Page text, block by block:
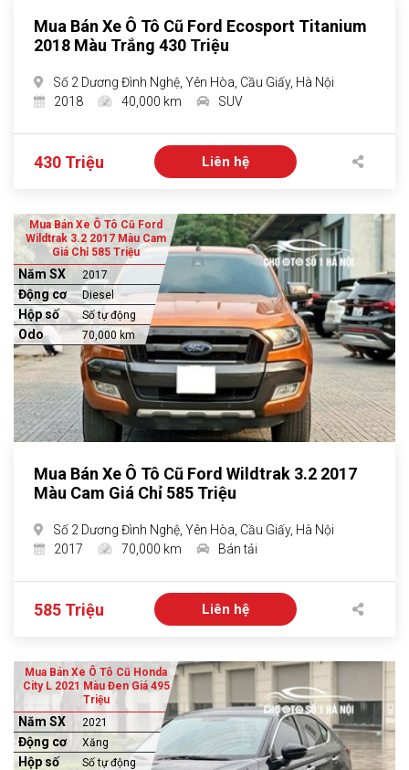
Mua Bán Xe Ô Tô Cũ Ford Ecosport Titanium
2018 Màu Trắng 430 Triệu
Số 2 Dương Đình Nghệ, Yên Hòa, Cầu Giấy, Hà Nội
2018
40,000 km SUV
430 Triệu Liên hệ
Mua Bán Xe Ô Tô Cũ Ford
Wildtrak 3.2 2017 Màu Cam
Giá Chỉ 585 Triệu
Năm SX 2017
Động cơ Diesel
Hộp số Số tự động
Odo 70,000 km
Mua Bán Xe Ô Tô Cũ Ford Wildtrak 3.2 2017
Màu Cam Giá Chỉ 585 Triệu
Số 2 Dương Đình Nghệ, Yên Hòa, Cầu Giấy, Hà Nội
2017
70,000 km Bán tải
585 Triệu Liên hệ
Mua Bán Xe Ô Tô Cũ Honda
City L 2021 Màu Đen Giá 495
Triệu
Năm SX 2021
Động cơ Xăng
Hộp số Số tự động